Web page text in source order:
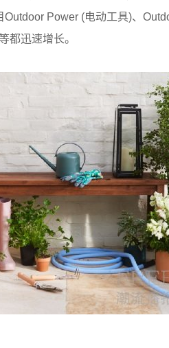
Power (电动工具)、
都迅速增长。